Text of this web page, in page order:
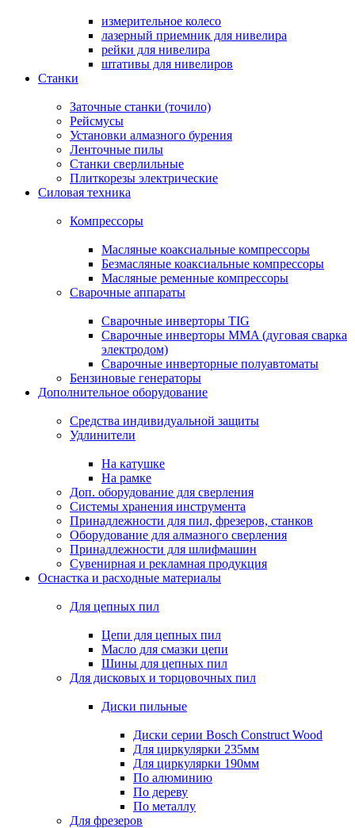
измерительное колесо
лазерный приемник для нивелира
рейки для нивелира
штативы для нивелиров
Станки
Заточные станки (точило)
Рейсмусы
Установки алмазного бурения
Ленточные пилы
Станки сверлильные
Плиткорезы электрические
Силовая техника
Компрессоры
Масляные коаксиальные компрессоры
Безмасляные коаксиальные компрессоры
Масляные ременные компрессоры
Сварочные аппараты
Сварочные инверторы TIG
Сварочные инверторы MMA (дуговая сварка
электродом)
Сварочные инверторные полуавтоматы
Бензиновые генераторы
Дополнительное оборудование
Средства индивидуальной защиты
Удлинители
На катушке
На рамке
Доп. оборудование для сверления
Системы хранения инструмента
Принадлежности для пил, фрезеров, станков
Оборудование для алмазного сверления
Принадлежности для шлифмашин
Сувенирная и рекламная продукция
Оснастка и расходные материалы
Для цепных пил
Цепи для цепных пил
Масло для смазки цепи
Шины для цепных пил
Для дисковых и торцовочных пил
Диски пильные
Диски серии Bosch Construct Wood
Для циркулярки 235мм
Для циркулярки 190мм
По алюминию
По дереву
По металлу
Для фрезеров